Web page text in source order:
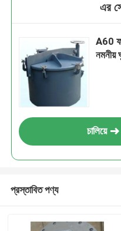
এর
A60
নমনীয়
চালিয়ে
প্রস্তাবিত পণ্য